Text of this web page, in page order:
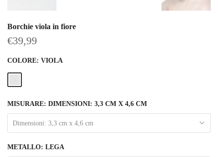
Borchie viola in fiore
€39,99
COLORE: VIOLA
MISURARE: DIMENSIONI: 3,3 CM X 4,6 CM
Dimensioni: 3,3 cm x 4,6 cm
METALLO: LEGA